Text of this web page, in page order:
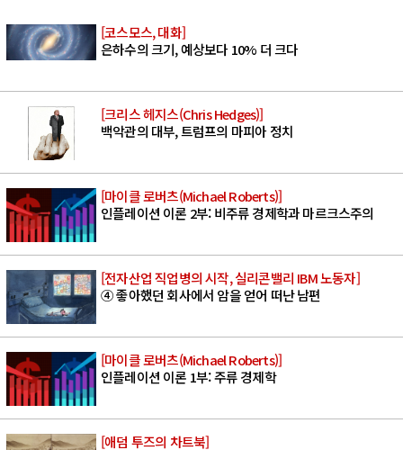
[코스모스, 대화]
은하수의 크기, 예상보다 10% 더 크다
[크리스 헤지스(Chris Hedges)]
백악관의 대부, 트럼프의 마피아 정치
[마이클 로버츠(Michael Roberts)]
인플레이션 이론 2부: 비주류 경제학과 마르크스주의
[전자산업 직업병의 시작, 실리콘밸리 IBM 노동자]
④ 좋아했던 회사에서 암을 얻어 떠난 남편
[마이클 로버츠(Michael Roberts)]
인플레이션 이론 1부: 주류 경제학
[애덤 투즈의 차트북]